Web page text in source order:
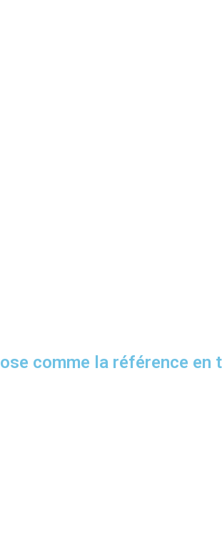
comme la référence en